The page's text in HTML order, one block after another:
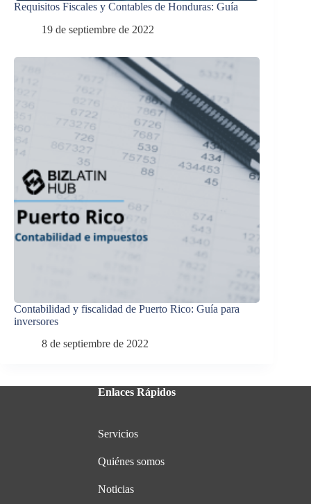
Requisitos Fiscales y Contables de Honduras: Guía
19 de septiembre de 2022
Contabilidad y fiscalidad de Puerto Rico: Guía para
inversores
8 de septiembre de 2022
Enlaces Rápidos
Servicios
Quiénes somos
Noticias